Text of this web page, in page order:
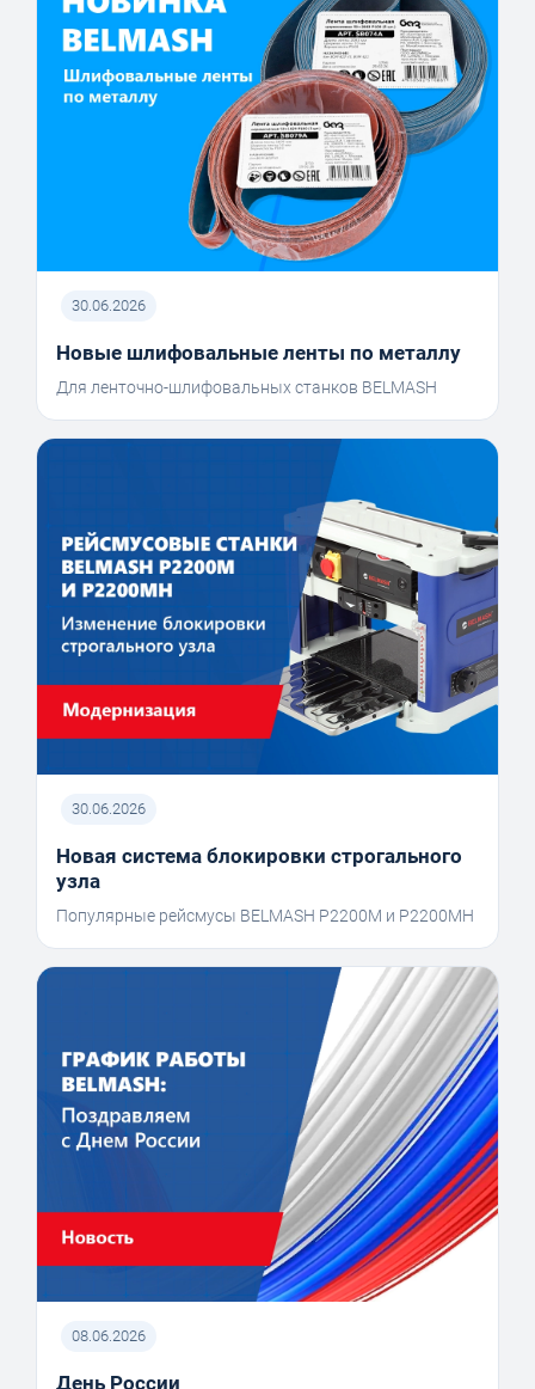
30.06.2026
Новые шлифовальные ленты по металлу
Для ленточно-шлифовальных станков BELMASH
30.06.2026
Новая система блокировки строгального
узла
Популярные рейсмусы BELMASH P2200M и P2200MH
08.06.2026
День России